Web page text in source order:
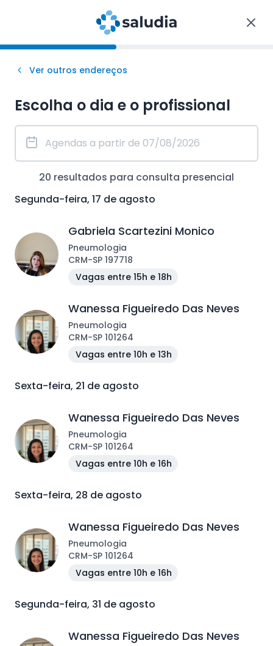
Ver outros endereços
Escolha o dia e o profissional
20 resultados para consulta presencial
Segunda-feira, 17 de agosto
Gabriela Scartezini Monico
Pneumologia
CRM-SP 197718
Vagas entre 15h e 18h
Wanessa Figueiredo Das Neves
Pneumologia
CRM-SP 101264
Vagas entre 10h e 13h
Sexta-feira, 21 de agosto
Wanessa Figueiredo Das Neves
Pneumologia
CRM-SP 101264
Vagas entre 10h e 16h
Sexta-feira, 28 de agosto
Wanessa Figueiredo Das Neves
Pneumologia
CRM-SP 101264
Vagas entre 10h e 16h
Segunda-feira, 31 de agosto
Wanessa Figueiredo Das Neves